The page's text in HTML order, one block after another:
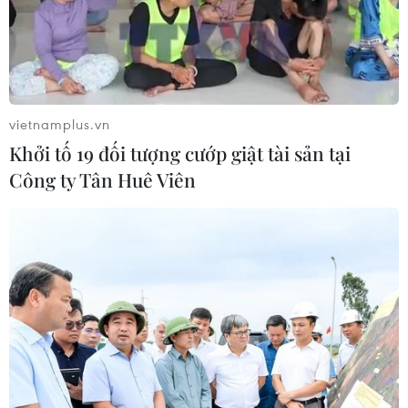
Phát triển mô hình AI giải mã “ngôn
ngữ của não bộ”
05/08/2026 23:26
Ngoại giao khoa học-
05/08/2026 14:56
Bế mạc Techfest Hải Phòng 2026:
Lan tỏa tinh thần đổi mới, khát vọng
phát triển
05/08/2026 12:58
vietnamplus.vn
Khởi tố 19 đối tượng cướp giật tài sản tại
Công ty Tân Huê Viên